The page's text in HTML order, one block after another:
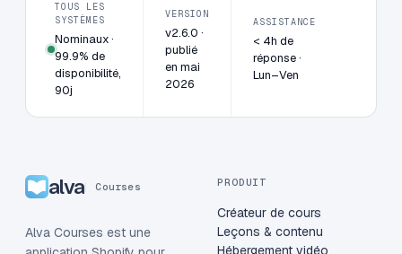
TOUS LES
SYSTÈMES
Nominaux ·
99.9% de
disponibilité,
90j
VERSION
v2.6.0 ·
publié
en mai
2026
ASSISTANCE
< 4h de
réponse ·
Lun–Ven
alva Courses
Alva Courses est une
PRODUIT
Créateur de cours
Leçons & contenu
Hébergement vidéo